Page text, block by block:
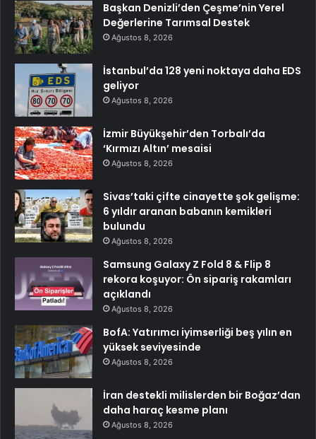
Başkan Denizli’den Çeşme’nin Yerel
Değerlerine Tarımsal Destek
Ağustos 8, 2026
İstanbul’da 128 yeni noktaya daha EDS
geliyor
Ağustos 8, 2026
İzmir Büyükşehir’den Torbalı’da
‘Kırmızı Altın’ mesaisi
Ağustos 8, 2026
Sivas’taki çifte cinayette şok gelişme:
6 yıldır aranan babanın kemikleri
bulundu
Ağustos 8, 2026
Samsung Galaxy Z Fold 8 & Flip 8
rekora koşuyor: Ön sipariş rakamları
açıklandı
Ağustos 8, 2026
BofA: Yatırımcı iyimserliği beş yılın en
yüksek seviyesinde
Ağustos 8, 2026
İran destekli milislerden bir Boğaz’dan
daha haraç kesme planı
Ağustos 8, 2026